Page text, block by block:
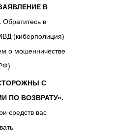
В
Обратитесь в
(киберполиция)
о мошенничестве
С
ПО ВОЗВРАТУ».
средств вас